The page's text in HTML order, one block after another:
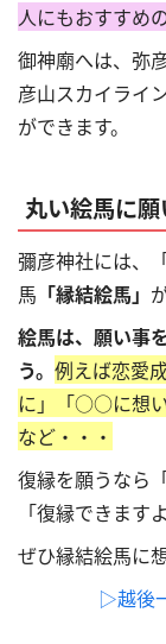
人にもおすすめ
御神廟へは、弥
彦山スカイライ
ができます。
丸い絵馬に
彌彦神社には、
馬 「縁結絵馬」
絵馬は、願い事
う。 例えば恋愛
に」「○○に想い
など・・・
復縁を願うなら
「復縁できます
ぜひ縁結絵馬に
▷越後